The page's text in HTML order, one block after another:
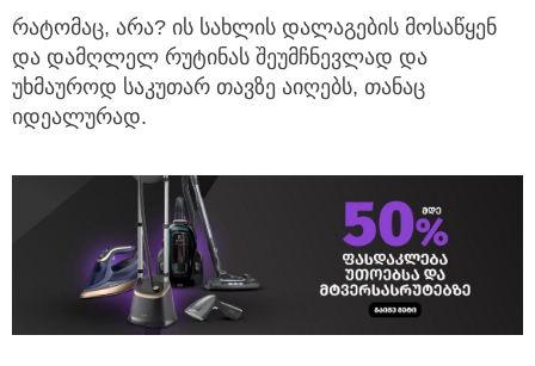
რატომაც, არა? ის სახლის დალაგების მოსაწყენ
და დამღლელ რუტინას შეუმჩნევლად და
უხმაუროდ საკუთარ თავზე აიღებს, თანაც
იდეალურად.